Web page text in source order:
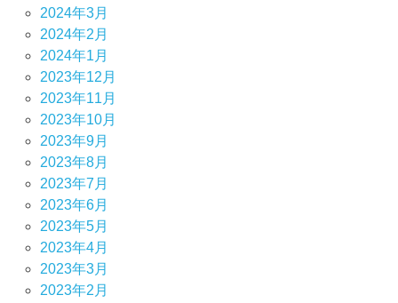
2024年3月
2024年2月
2024年1月
2023年12月
2023年11月
2023年10月
2023年9月
2023年8月
2023年7月
2023年6月
2023年5月
2023年4月
2023年3月
2023年2月